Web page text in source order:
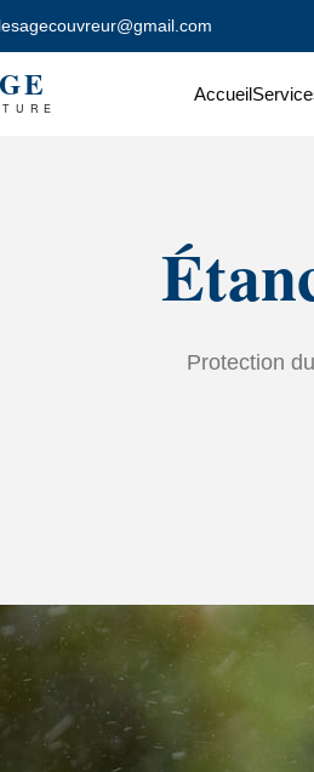
lesagecouvreur@gmail.com
Accueil
Protection